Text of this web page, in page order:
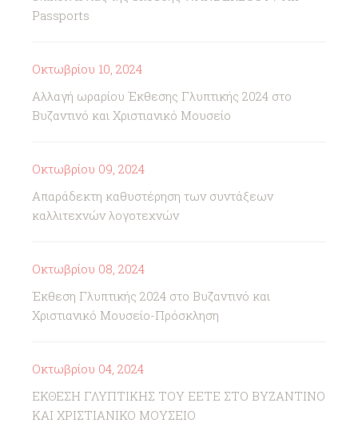
Passports
Οκτωβρίου 10, 2024
Αλλαγή ωραρίου Έκθεσης Γλυπτικής 2024 στο
Βυζαντινό και Χριστιανικό Μουσείο
Οκτωβρίου 09, 2024
Απαράδεκτη καθυστέρηση των συντάξεων
καλλιτεχνών λογοτεχνών
Οκτωβρίου 08, 2024
Έκθεση Γλυπτικής 2024 στο Βυζαντινό και
Χριστιανικό Μουσείο-Πρόσκληση
Οκτωβρίου 04, 2024
ΕΚΘΕΣΗ ΓΛΥΠΤΙΚΗΣ ΤΟΥ ΕΕΤΕ ΣΤΟ ΒΥΖΑΝΤΙΝΟ
ΚΑΙ ΧΡΙΣΤΙΑΝΙΚΟ ΜΟΥΣΕΙΟ